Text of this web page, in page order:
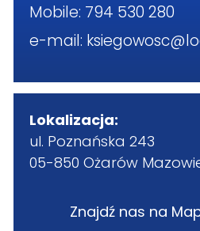
Mobile: 794 530 280
e-mail:
Lokalizacja:
ul. Poznańska 243
05-850 Ożarów
Znajdź nas na